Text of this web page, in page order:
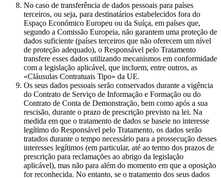
No caso de transferência de dados pessoais para países
terceiros, ou seja, para destinatários estabelecidos fora do
Espaço Económico Europeu ou da Suíça, em países que,
segundo a Comissão Europeia, não garantem uma proteção de
dados suficiente (países terceiros que não oferecem um nível
de proteção adequado), o Responsável pelo Tratamento
transfere esses dados utilizando mecanismos em conformidade
com a legislação aplicável, que incluem, entre outros, as
«Cláusulas Contratuais Tipo» da UE.
Os seus dados pessoais serão conservados durante a vigência
do Contrato de Serviço de Informação e Formação ou do
Contrato de Conta de Demonstração, bem como após a sua
rescisão, durante o prazo de prescrição previsto na lei. Na
medida em que o tratamento de dados se baseie no interesse
legítimo do Responsável pelo Tratamento, os dados serão
tratados durante o tempo necessário para a prossecução desses
interesses legítimos (em particular, até ao termo dos prazos de
prescrição para reclamações ao abrigo da legislação
aplicável), mas não para além do momento em que a oposição
for reconhecida. No entanto, se o tratamento dos seus dados